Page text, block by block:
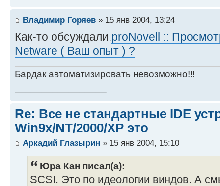
Владимир Горяев » 15 янв 2004, 13:24
Как-то обсуждали.proNovell ::
Netware ( Ваш опыт ) ?
Бардак автоматизировать невозможно!!!
Re: Все не стандартные IDE
Win9x/NT/2000/XP это
Аркадий Глазырин » 15 янв 2004, 15:10
Юра Кан писал(а):
SCSI. Это по идеологии виндов. А